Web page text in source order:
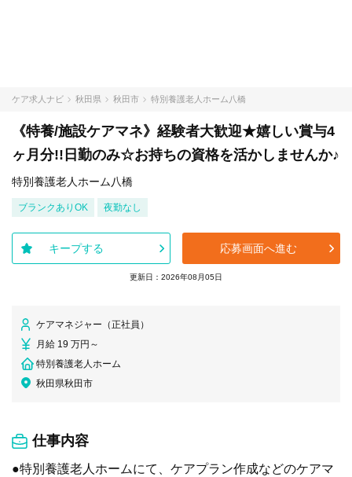
ケア求人ナビ 秋田県 秋田市 特別養護老人ホーム八橋
《特養/施設ケアマネ》経験者大歓迎★嬉しい賞与4
ヶ月分!!日勤のみ☆お持ちの資格を活かしませんか♪
特別養護老人ホーム八橋
ブランクありOK 夜勤なし
キープする 応募画面へ進む
更新日：2026年08月05日
ケアマネジャー（正社員）
月給 19 万円～
特別養護老人ホーム
秋田県秋田市
仕事内容
●特別養護老人ホームにて、ケアプラン作成などのケアマ